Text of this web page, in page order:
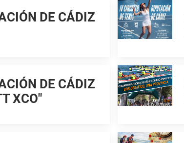
DE CÁDIZ
DE CÁDIZ
XCO"